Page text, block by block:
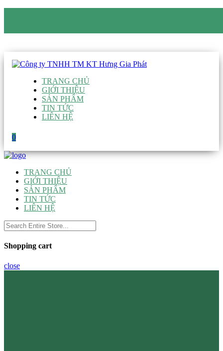
TRANG CHỦ
GIỚI THIỆU
SẢN PHẨM
TIN TỨC
LIÊN HỆ
0
TRANG CHỦ
GIỚI THIỆU
SẢN PHẨM
TIN TỨC
LIÊN HỆ
Shopping cart
close